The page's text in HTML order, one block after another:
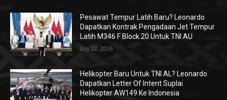
Pesawat Tempur Latih Baru? Leonardo
Dapatkan Kontrak Pengadaan Jet Tempur
Latih M346 F Block 20 Untuk TNI AU
July 22, 2026
Helikopter Baru Untuk TNI AL? Leonardo
Dapatkan Letter Of Intent Suplai
Helikopter AW149 Ke Indonesia